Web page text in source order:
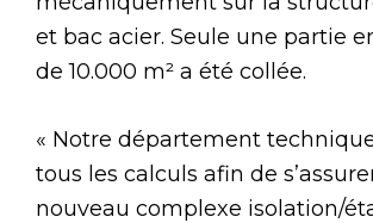
et bac acier. Seule une partie
de 10.000 m² a été collée.
« Notre département
tous les calculs afin de
nouveau complexe isolation/